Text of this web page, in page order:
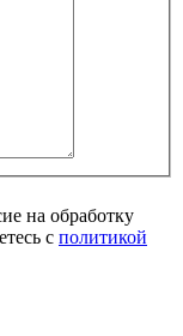
на обработку
с политикой